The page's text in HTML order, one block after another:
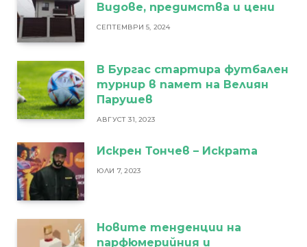
Видове, предимства и цени
СЕПТЕМВРИ 5, 2024
В Бургас стартира футбален
турнир в памет на Велиян
Парушев
АВГУСТ 31, 2023
Искрен Тончев – Искрата
ЮЛИ 7, 2023
Новите тенденции на
парфюмерийния и